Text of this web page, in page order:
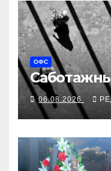
ОФС
06.08.2026